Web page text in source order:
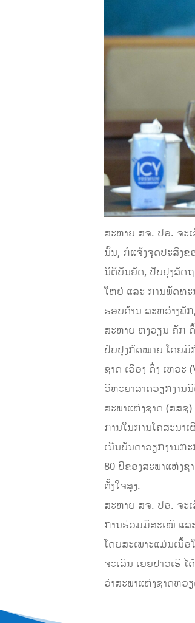
ສະຫາຍ ສຈ. ປອ. ຈະ
ນັ້ນ, ກໍ​ແຈ້ງຈຸດປະສົງ​ຂ
ນິຕິບັນຍັດ, ປັບປຸງ​ລັດ
ໃຫຍ່ ​ແລະ ການພັດທ
ຮອບດ້ານ​ ລະຫວ່າງ​ພັ
ສະຫາຍ ​ຫງວຽນ ຄັກ
ປັບປຸງ​ກົດໝາຍ ໂດຍມີ
ຊາດ ເວືອງ ດິ່ງ ເຫວ
ວິທະຍາສາດ​​ວຽກ​ງາ
ສະພາແຫ່ງຊາດ (ສສ
ການ​ໃນ​ການ​ໂຄສະນາ​
ເນີນ​ບັນດາ​ວຽກ​ງານ​ກ
80 ປີ​ຂອງ​ສະ​ພາ​ແຫ່ງ​
ຕັ້ງໃຈສູງ.
ສະຫາຍ ສຈ. ປອ. ຈະ
ການຮ່ວມ​ມືສະ​ເໝີ​​ ​ແລ
ໂດຍ​ສະ​ເພາະ​ແມ່ນ​ເນື້
ຈະເລີນ ເຍຍປາວເຮີ
ວ່າ​ສະພາ​ແຫ່ງ​ຊາດຫ